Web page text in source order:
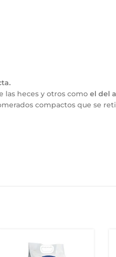
las heces y otros como el del
compactos que se